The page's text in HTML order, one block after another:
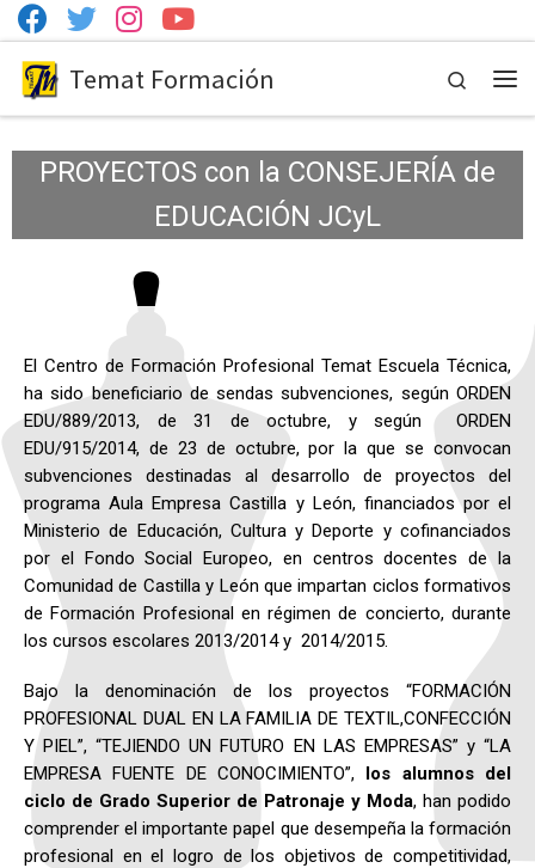
Temat Formación Search
PROYECTOS con la CONSEJERÍA de
EDUCACIÓN JCyL
El Centro de Formación Profesional Temat Escuela Técnica,
ha sido beneficiario de sendas subvenciones, según ORDEN
EDU/889/2013, de 31 de octubre, y según ORDEN
EDU/915/2014, de 23 de octubre, por la que se convocan
subvenciones destinadas al desarrollo de proyectos del
programa Aula Empresa Castilla y León, financiados por el
Ministerio de Educación, Cultura y Deporte y cofinanciados
por el Fondo Social Europeo, en centros docentes de la
Comunidad de Castilla y León que impartan ciclos formativos
de Formación Profesional en régimen de concierto, durante
los cursos escolares 2013/2014 y 2014/2015.
Bajo la denominación de los proyectos “FORMACIÓN
PROFESIONAL DUAL EN LA FAMILIA DE TEXTIL,CONFECCIÓN
Y PIEL”, “TEJIENDO UN FUTURO EN LAS EMPRESAS” y “LA
EMPRESA FUENTE DE CONOCIMIENTO”, los alumnos del
ciclo de Grado Superior de Patronaje y Moda, han podido
comprender el importante papel que desempeña la formación
profesional en el logro de los objetivos de competitividad,